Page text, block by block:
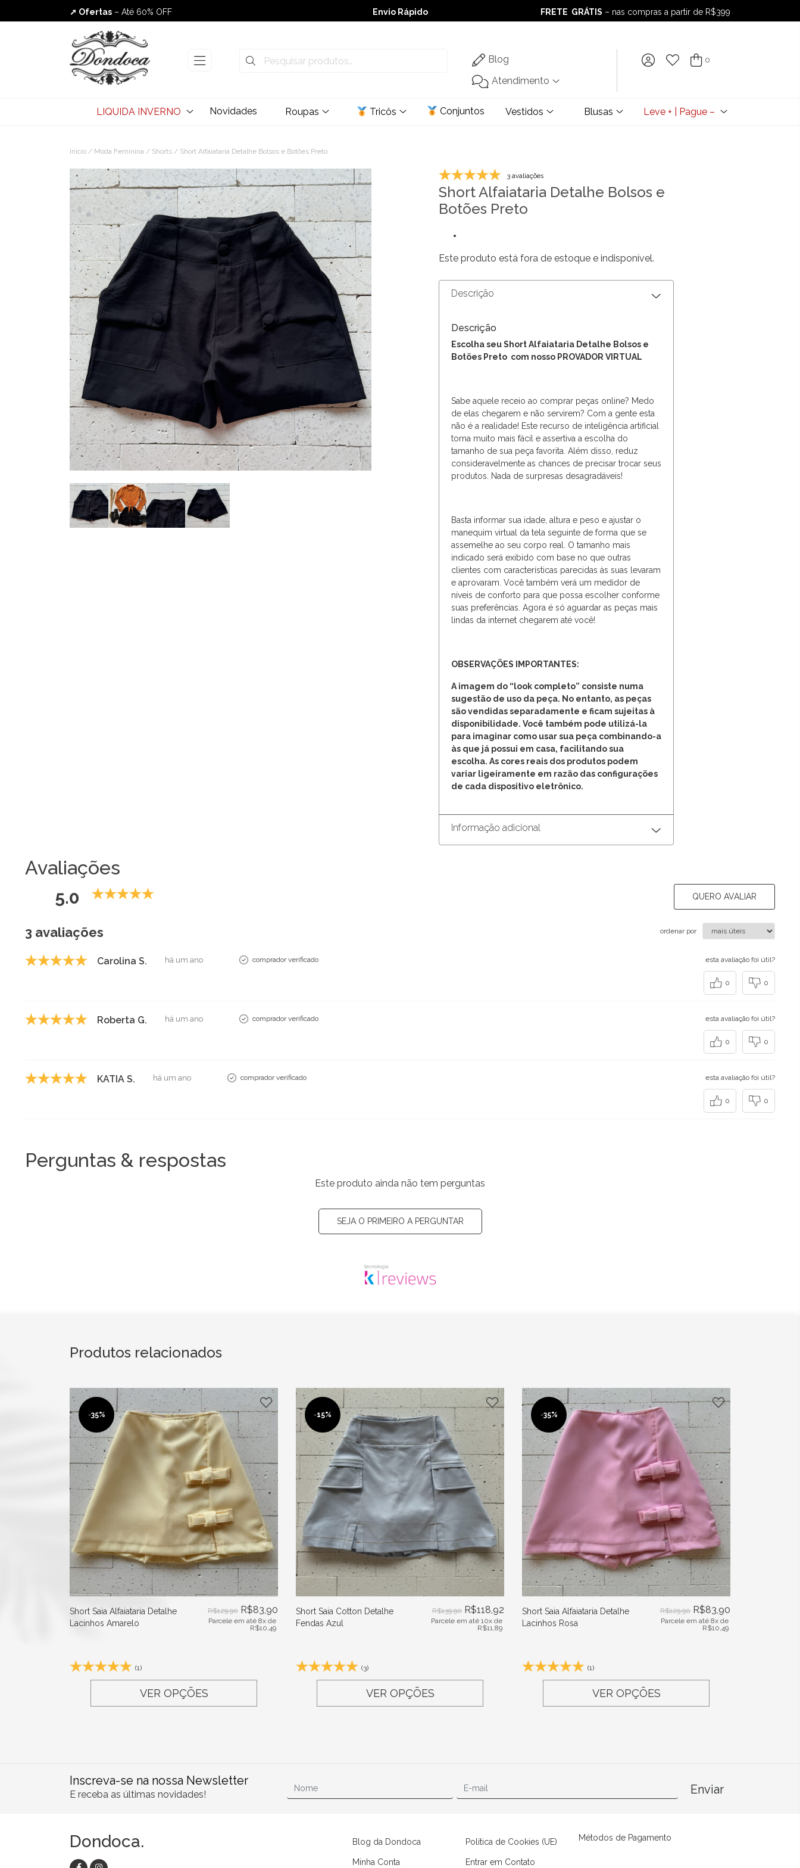
➚ Ofertas – Até 60% OFF
Envio Rápido
Envio Rápido
➚ Ofertas– Até 60% OFF
FRETE GRÁTIS – nas compras a partir de R$399
FRETE GRÁTIS– nas compras a partir de R$399
Blog
Atendimento
0
LIQUIDA INVERNO Novidades Roupas Tricôs Conjuntos Vestidos Blusas Leve + | Pague –
Início / Moda Feminina / Shorts / Short Alfaiataria Detalhe Bolsos e Botões Preto
3 avaliações
Short Alfaiataria Detalhe Bolsos e
Botões Preto
Este produto está fora de estoque e indisponível.
Descrição
Descrição
Escolha seu Short Alfaiataria Detalhe Bolsos e
Botões Preto com nosso PROVADOR VIRTUAL
Sabe aquele receio ao comprar peças online? Medo
de elas chegarem e não servirem? Com a gente esta
não é a realidade! Este recurso de inteligência artificial
torna muito mais fácil e assertiva a escolha do
tamanho de sua peça favorita. Além disso, reduz
consideravelmente as chances de precisar trocar seus
produtos. Nada de surpresas desagradáveis!
Basta informar sua idade, altura e peso e ajustar o
manequim virtual da tela seguinte de forma que se
assemelhe ao seu corpo real. O tamanho mais
indicado será exibido com base no que outras
clientes com características parecidas às suas levaram
e aprovaram. Você também verá um medidor de
níveis de conforto para que possa escolher conforme
suas preferências. Agora é só aguardar as peças mais
lindas da internet chegarem até você!
OBSERVAÇÕES IMPORTANTES:
A imagem do “look completo” consiste numa
sugestão de uso da peça. No entanto, as peças
são vendidas separadamente e ficam sujeitas à
disponibilidade. Você também pode utilizá-la
para imaginar como usar sua peça combinando-a
às que já possui em casa, facilitando sua
escolha. As cores reais dos produtos podem
variar ligeiramente em razão das configurações
de cada dispositivo eletrônico.
Informação adicional
Avaliações
5.0 QUERO AVALIAR
3 avaliações ordenar por
Carolina S. há um ano comprador verificado esta avaliação foi útil?
0 0
Roberta G. há um ano comprador verificado esta avaliação foi útil?
0 0
KATIA S. há um ano comprador verificado esta avaliação foi útil?
0 0
Perguntas & respostas
Este produto ainda não tem perguntas
SEJA O PRIMEIRO A PERGUNTAR
Produtos relacionados
-35%
Short Saia Alfaiataria Detalhe
Lacinhos Amarelo
R$129,90 R$83,90
Parcele em até 8x de
R$10,49
(1)
VER OPÇÕES
-15%
Short Saia Cotton Detalhe
Fendas Azul
R$139,90 R$118,92
Parcele em até 10x de
R$11,89
(3)
VER OPÇÕES
-35%
Short Saia Alfaiataria Detalhe
Lacinhos Rosa
R$129,90 R$83,90
Parcele em até 8x de
R$10,49
(1)
VER OPÇÕES
Inscreva-se na nossa Newsletter
E receba as últimas novidades! Enviar
Dondoca. Blog da Dondoca
Minha Conta
Política de Cookies (UE)
Entrar em Contato
Métodos de Pagamento